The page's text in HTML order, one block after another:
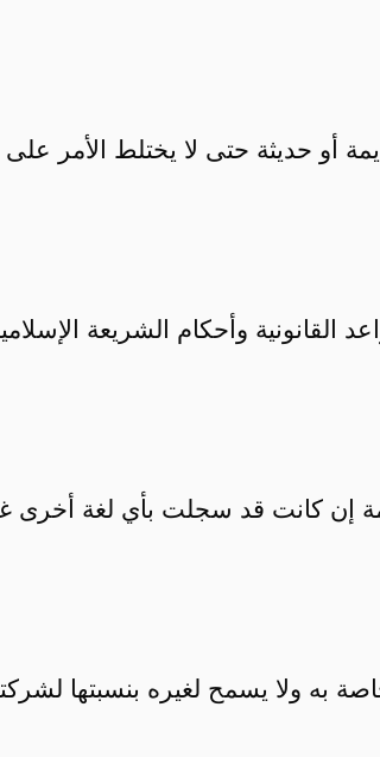
أو حديثة حتى لا يختلط الأمر على
القانونية وأحكام الشريعة
إن كانت قد سجلت بأي لغة أخرى
به ولا يسمح لغيره بنسبتها